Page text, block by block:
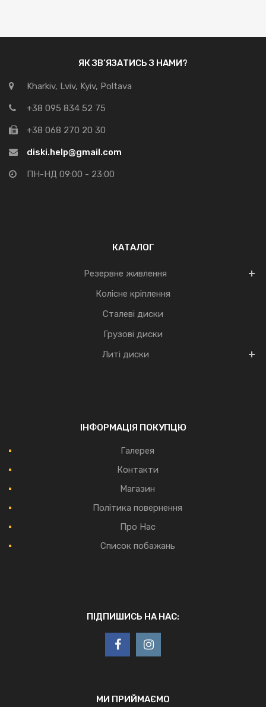
ЯК ЗВ’ЯЗАТИСЬ З НАМИ?
Kharkiv, Lviv, Kyiv, Poltava
+38 095 834 52 75
+38 068 270 20 30
diski.help@gmail.com
ПН-НД 09:00 - 23:00
КАТАЛОГ
Резервне живлення
Колісне кріплення
Сталеві диски
Грузові диски
Литі диски
ІНФОРМАЦІЯ ПОКУПЦЮ
Галерея
Контакти
Магазин
Політика повернення
Про Нас
Список побажань
ПІДПИШИСЬ НА НАС:
МИ ПРИЙМАЄМО